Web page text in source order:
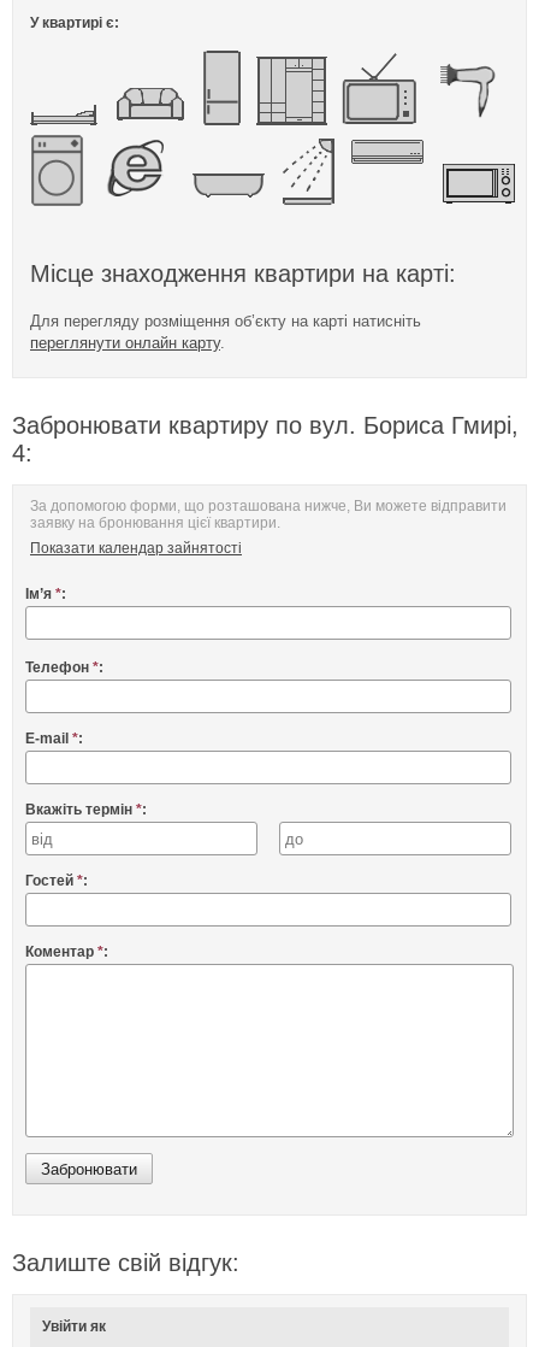
У квартирі є:
Місце знаходження квартири на карті:
Для перегляду розміщення об’єкту на карті натисніть
переглянути онлайн карту.
Забронювати квартиру по вул. Бориса Гмирі,
4:
За допомогою форми, що розташована нижче, Ви можете відправити
заявку на бронювання цієї квартири.
Показати календар зайнятості
Ім’я *:
Телефон *:
E-mail *:
Вкажіть термін *:
Гостей *:
Коментар *:
Залиште свій відгук:
Увійти як